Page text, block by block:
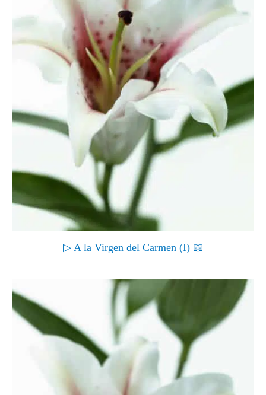
▷ A la Virgen del Carmen (I) 📖